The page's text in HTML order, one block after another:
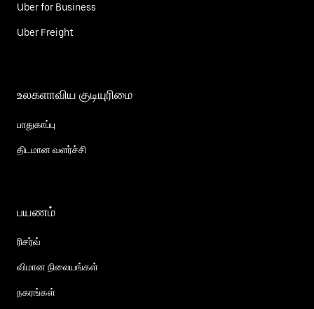
Uber for Business
Uber Freight
உலகளாவிய குடியுரிமை
பாதுகாப்பு
திடமான வளர்ச்சி
பயணம்
ரிசர்வ்
விமான நிலையங்கள்
நகரங்கள்